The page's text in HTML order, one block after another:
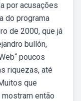
por acusações
do programa
de 2000, que já
bullón,
poucos
riquezas, até
que
então